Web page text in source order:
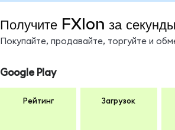
Получите FXIon за секунды
Покупайте, продавайте, торгуйте и
Google Play
Рейтинг Загрузок